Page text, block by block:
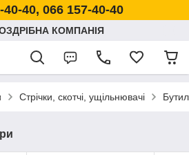
40-40, 066 157-40-40
КОМПАНІЯ
Стрічки, скотчі, ущільнювачі